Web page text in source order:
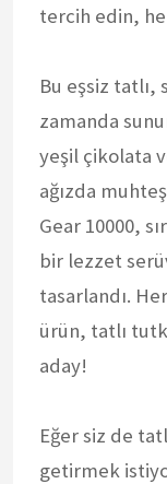
tercih edin,
Bu eşsiz tatlı,
zamanda
yeşil çikolata
ağızda
Gear 10000,
bir lezzet
tasarlandı.
ürün, tatlı
aday!
Eğer siz de
getirmek